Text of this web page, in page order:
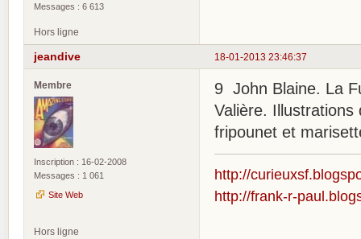
Messages : 6 613
Hors ligne
18-01-2013 23:46:37
jeandive
Membre
Inscription : 16-02-2008
Messages : 1 061
Site Web
9 John Blaine. La
Valière.
fripounet et
http://
http://frank-r-
Hors ligne